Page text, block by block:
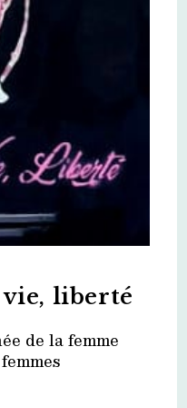
liberté
de la femme